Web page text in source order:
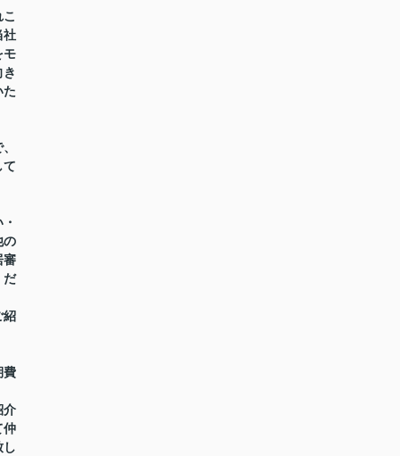
社
モ
た
て
の
審
だ
紹
費
介
仲
し